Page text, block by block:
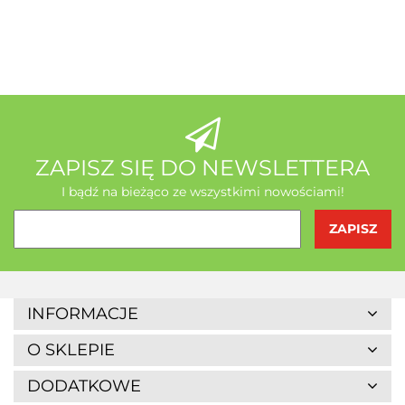
AB - Natura
ZAPISZ SIĘ DO NEWSLETTERA
I bądź na bieżąco ze wszystkimi nowościami!
INFORMACJE
O SKLEPIE
DODATKOWE